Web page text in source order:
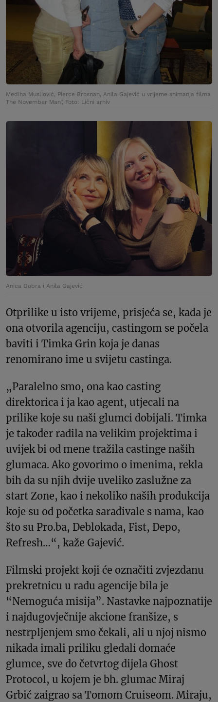
Mediha Musliović, Pierce Brosnan, Anila Gajević u vrijeme snimanja filma
The November Man”, Foto: Lični arhiv
Anica Dobra i Anila Gajević
Otprilike u isto vrijeme, prisjeća se, kada je
ona otvorila agenciju, castingom se počela
baviti i Timka Grin koja je danas
renomirano ime u svijetu castinga.
„Paralelno smo, ona kao casting
direktorica i ja kao agent, utjecali na
prilike koje su naši glumci dobijali. Timka
je također radila na velikim projektima i
uvijek bi od mene tražila castinge naših
glumaca. Ako govorimo o imenima, rekla
bih da su njih dvije uveliko zaslužne za
start Zone, kao i nekoliko naših produkcija
koje su od početka sarađivale s nama, kao
što su Pro.ba, Deblokada, Fist, Depo,
Refresh…“, kaže Gajević.
Filmski projekt koji će označiti zvjezdanu
prekretnicu u radu agencije bila je
“Nemoguća misija”. Nastavke najpoznatije
i najdugovječnije akcione franšize, s
nestrpljenjem smo čekali, ali u njoj nismo
nikada imali priliku gledali domaće
glumce, sve do četvrtog dijela Ghost
Protocol, u kojem je bh. glumac Miraj
Grbić zaigrao sa Tomom Cruiseom. Miraju,